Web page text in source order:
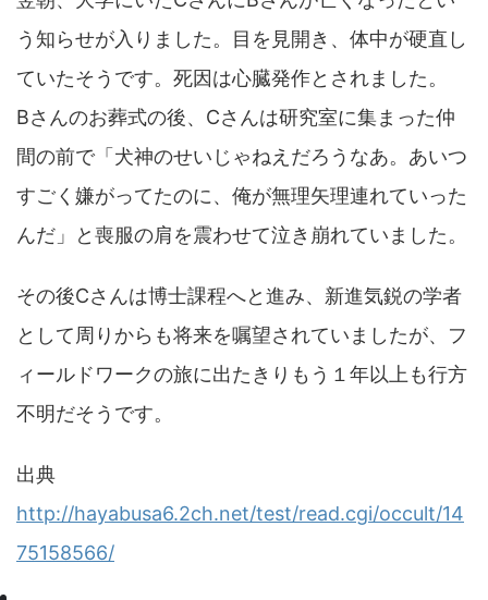
う知らせが入りました。目を見開き、体中が硬直し
ていたそうです。死因は心臓発作とされました。
Bさんのお葬式の後、Cさんは研究室に集まった仲
間の前で「犬神のせいじゃねえだろうなあ。あいつ
すごく嫌がってたのに、俺が無理矢理連れていった
んだ」と喪服の肩を震わせて泣き崩れていました。
その後Cさんは博士課程へと進み、新進気鋭の学者
として周りからも将来を嘱望されていましたが、フ
ィールドワークの旅に出たきりもう１年以上も行方
不明だそうです。
出典
http://hayabusa6.2ch.net/test/read.cgi/occult/14
75158566/